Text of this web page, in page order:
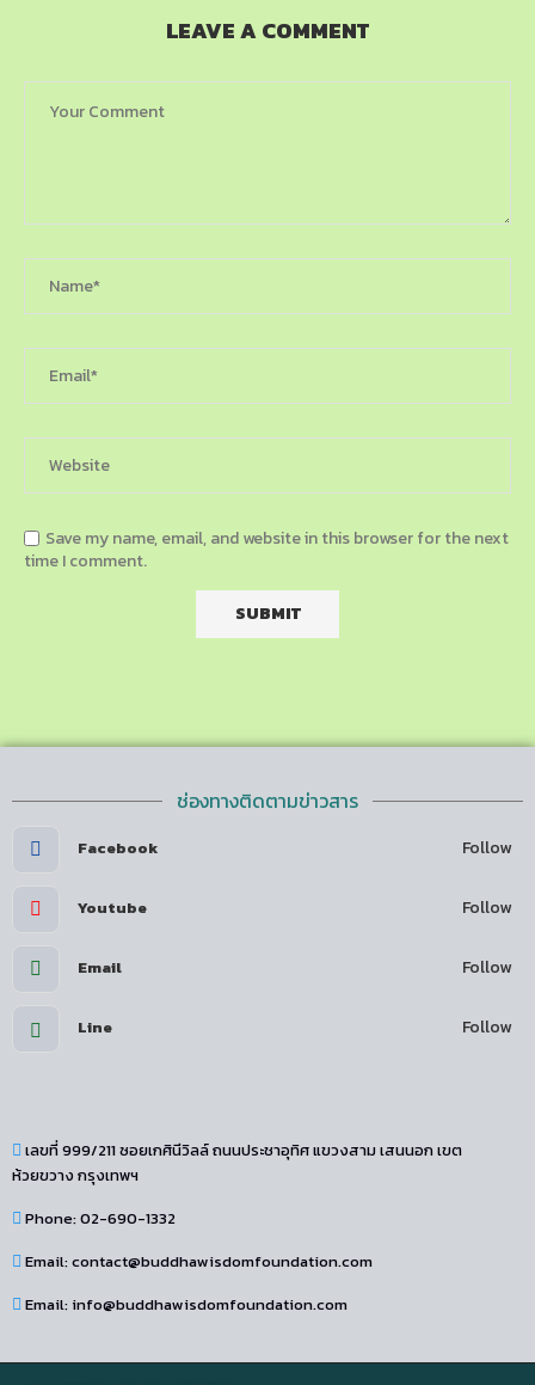
LEAVE A COMMENT
Save my name, email, and website in this browser for the next
time I comment.
ช่องทางติดตามข่าวสาร
Facebook Follow
Youtube Follow
Email Follow
Line Follow
เลขที่ 999/211 ซอยเกศินีวิลล์ ถนนประชาอุทิศ แขวงสาม เสนนอก เขต
ห้วยขวาง กรุงเทพฯ
Phone: 02-690-1332
Email: contact@buddhawisdomfoundation.com
Email: info@buddhawisdomfoundation.com